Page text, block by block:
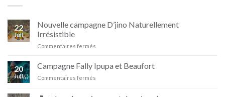
22
Juil
Nouvelle campagne D’jino Naturellement
Irrésistible
Commentaires fermés
campagne
D’jino
20
Juil
Campagne Fally Ipupa et Beaufort
Commentaires fermés